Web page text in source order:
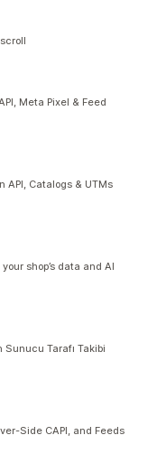
Meta Pixel & Feed
API, Catalogs & UTMs
shop’s data and AI
Tarafı Takibi
Side CAPI, and Feeds